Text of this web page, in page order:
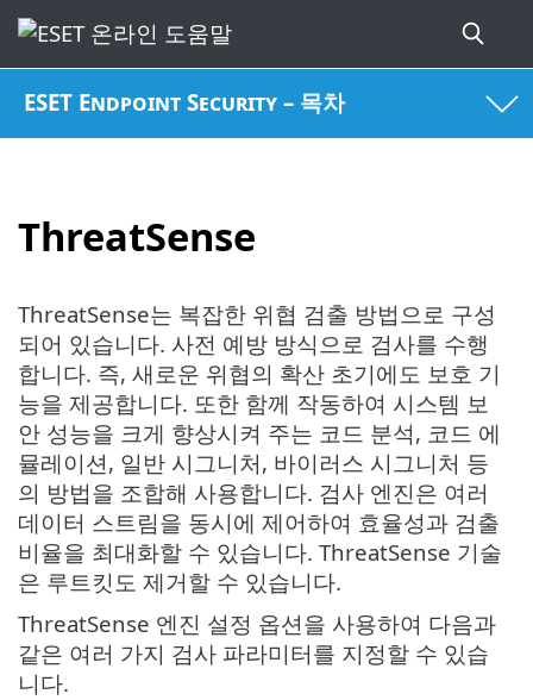
ESET Endpoint Security – 목차
ThreatSense
ThreatSense는 복잡한 위협 검출 방법으로 구성
되어 있습니다. 사전 예방 방식으로 검사를 수행
합니다. 즉, 새로운 위협의 확산 초기에도 보호 기
능을 제공합니다. 또한 함께 작동하여 시스템 보
안 성능을 크게 향상시켜 주는 코드 분석, 코드 에
뮬레이션, 일반 시그니처, 바이러스 시그니처 등
의 방법을 조합해 사용합니다. 검사 엔진은 여러
데이터 스트림을 동시에 제어하여 효율성과 검출
비율을 최대화할 수 있습니다. ThreatSense 기술
은 루트킷도 제거할 수 있습니다.
ThreatSense 엔진 설정 옵션을 사용하여 다음과
같은 여러 가지 검사 파라미터를 지정할 수 있습
니다.